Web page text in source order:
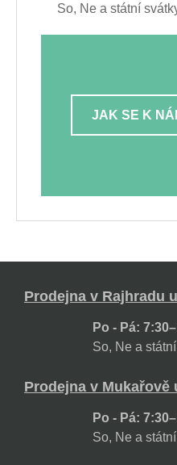
So, Ne a státní
JAK SE K
Prodejna v Rajhradu
Po - Pá:
So, Ne a
Prodejna v Mukařově
Po - Pá:
So, Ne a